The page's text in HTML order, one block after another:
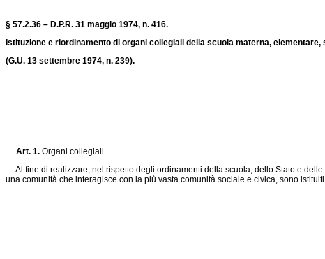
§ 57.2.36 – D.P.R. 31 maggio 1974, n. 416.
Istituzione e riordinamento di organi collegiali della scuola materna,
(G.U. 13 settembre 1974, n. 239).
Art. 1. Organi collegiali.
Al fine di realizzare, nel rispetto degli ordinamenti della scuola, dello Stato e
una comunità che interagisce con la più vasta comunità sociale e civica, sono